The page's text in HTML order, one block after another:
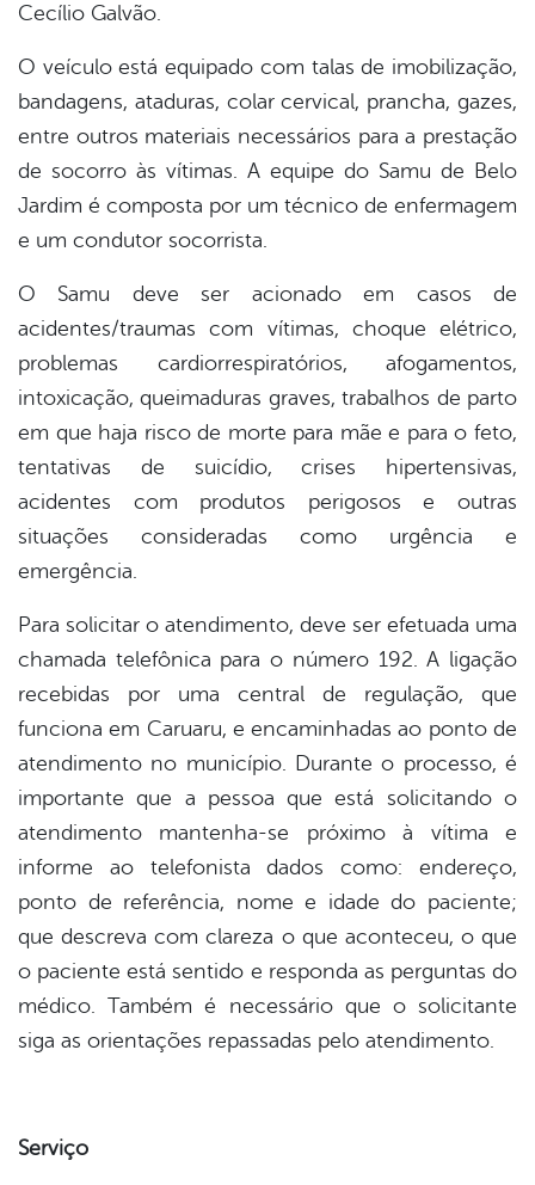
Cecílio Galvão.
O veículo está equipado com talas de imobilização,
bandagens, ataduras, colar cervical, prancha, gazes,
entre outros materiais necessários para a prestação
de socorro às vítimas. A equipe do Samu de Belo
Jardim é composta por um técnico de enfermagem
e um condutor socorrista.
O Samu deve ser acionado em casos de
acidentes/traumas com vítimas, choque elétrico,
problemas cardiorrespiratórios, afogamentos,
intoxicação, queimaduras graves, trabalhos de parto
em que haja risco de morte para mãe e para o feto,
tentativas de suicídio, crises hipertensivas,
acidentes com produtos perigosos e outras
situações consideradas como urgência e
emergência.
Para solicitar o atendimento, deve ser efetuada uma
chamada telefônica para o número 192. A ligação
recebidas por uma central de regulação, que
funciona em Caruaru, e encaminhadas ao ponto de
atendimento no município. Durante o processo, é
importante que a pessoa que está solicitando o
atendimento mantenha-se próximo à vítima e
informe ao telefonista dados como: endereço,
ponto de referência, nome e idade do paciente;
que descreva com clareza o que aconteceu, o que
o paciente está sentido e responda as perguntas do
médico. Também é necessário que o solicitante
siga as orientações repassadas pelo atendimento.
Serviço